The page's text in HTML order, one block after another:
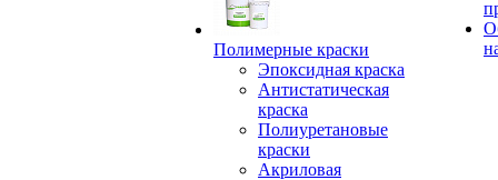
Полимерные краски
Эпоксидная краска
Антистатическая
краска
Полиуретановые
краски
Акриловая